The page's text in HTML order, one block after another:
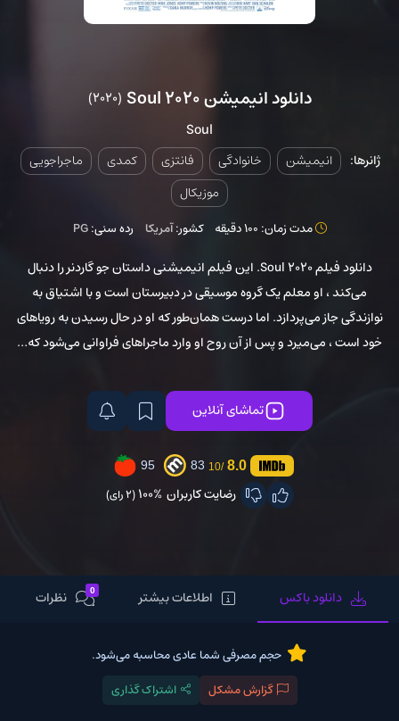
دانلود انیمیشن Soul 2020 (2020)
Soul
ژانرها: انیمیشن خانوادگی فانتزی کمدی
ماجراجویی
موزیکال
مدت زمان: 100 دقیقه کشور:آمریکا رده سنی:PG
دانلود فیلم Soul 2020. این فیلم انیمیشنی داستان جو گاردنر را دنبال
می‌کند ، او معلم یک گروه موسیقی در دبیرستان است و با اشتیاق به
نوازندگی جاز می‌پردازد. اما درست همان‌طور که او در حال رسیدن به رویاهای
خود است ، می‌میرد و پس از آن روح او وارد ماجراهای فراوانی می‌شود که…
تماشای آنلاین
8.0
/10
83
95
رضایت کاربران 100% (2 رای)
دانلود باکس اطلاعات بیشتر 0 نظرات
حجم مصرفی شما عادی محاسبه می‌شود.
گزارش مشکل
اشتراک گذاری